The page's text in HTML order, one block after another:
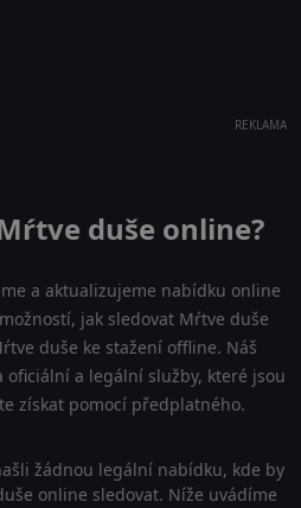
REKLAMA
duše online?
a aktualizujeme nabídku online
jak sledovat Mŕtve duše
duše ke stažení offline. Náš
oficiální a legální služby, které jsou
získat pomocí předplatného.
žádnou legální nabídku, kde by
online sledovat. Níže uvádíme